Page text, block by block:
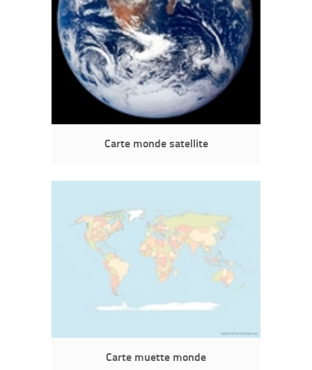
Carte monde satellite
Carte muette monde